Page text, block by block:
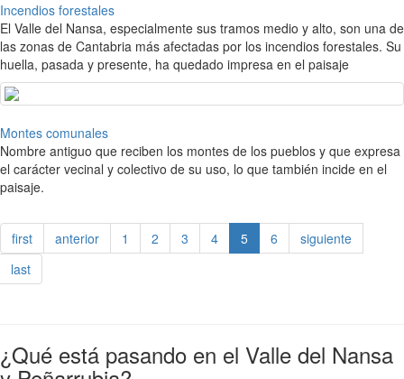
Incendios forestales
El Valle del Nansa, especialmente sus tramos medio y alto, son una de
las zonas de Cantabria más afectadas por los incendios forestales. Su
huella, pasada y presente, ha quedado impresa en el paisaje
Montes comunales
Nombre antiguo que reciben los montes de los pueblos y que expresa
el carácter vecinal y colectivo de su uso, lo que también incide en el
paisaje.
first anterior 1 2 3 4 5 6
siguiente
last
¿Qué está pasando en el Valle del Nansa